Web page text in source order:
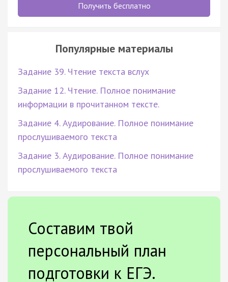
Получить бесплатно
Популярные материалы
Задание 39. Чтение текста вслух
Задание 12. Чтение. Полное понимание
информации в прочитанном тексте.
Задание 4. Аудирование. Полное понимание
прослушиваемого текста
Задание 3. Аудирование. Полное понимание
прослушиваемого текста
Составим твой
персональный план
подготовки к ЕГЭ.